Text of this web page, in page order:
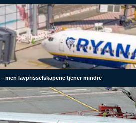
men lavprisselskapene tjener mindre